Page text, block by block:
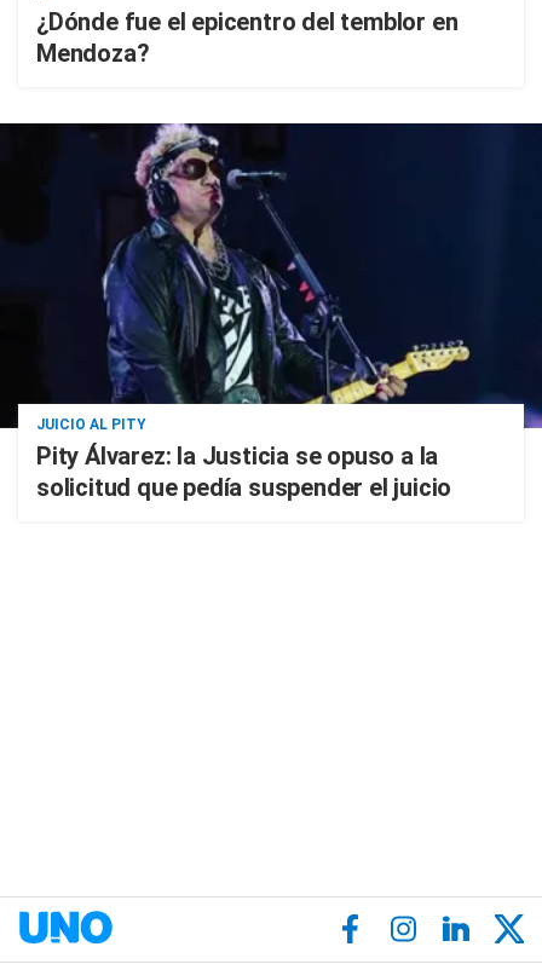
¿Dónde fue el epicentro del temblor en
Mendoza?
JUICIO AL PITY
Pity Álvarez: la Justicia se opuso a la
solicitud que pedía suspender el juicio